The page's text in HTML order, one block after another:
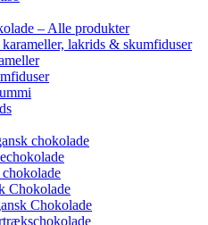
– Alle produkter
lakrids & skumfiduser
chokolade
Chokolade
Chokolade